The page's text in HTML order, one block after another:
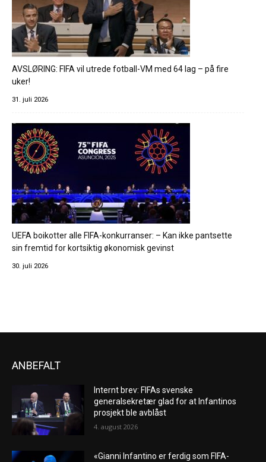
AVSLØRING: FIFA vil utrede fotball-VM med 64 lag – på fire
uker!
31. juli 2026
UEFA boikotter alle FIFA-konkurranser: – Kan ikke pantsette
sin fremtid for kortsiktig økonomisk gevinst
30. juli 2026
ANBEFALT
Internt brev: FIFAs svenske
generalsekretær glad for at Infantinos
prosjekt ble avblåst
4. august 2026
«Gianni Infantino er ferdig som FIFA-